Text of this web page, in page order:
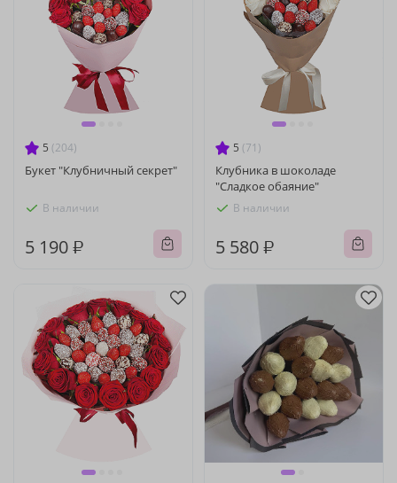
5 (204)
Букет "Клубничный секрет"
В наличии
5 190 ₽
5 (71)
Клубника в шоколаде
"Сладкое обаяние"
В наличии
5 580 ₽